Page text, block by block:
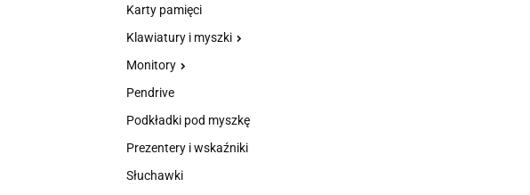
Karty pamięci
Klawiatury i myszki
Monitory
Pendrive
Podkładki pod myszkę
Prezentery i wskaźniki
Słuchawki